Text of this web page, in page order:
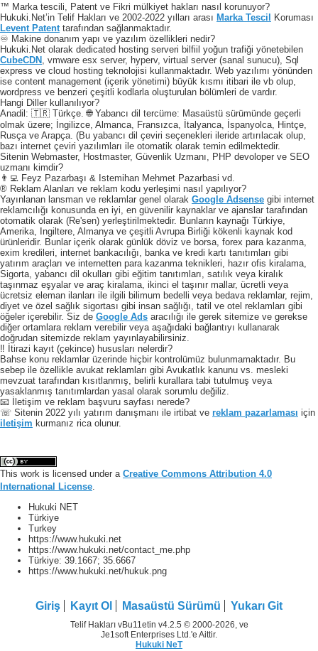
™ Marka tescili, Patent ve Fikri mülkiyet hakları nasıl korunuyor?
Hukuki.Net’in Telif Hakları ve 2002-2022 yılları arası Marka Tescil
Koruması
Levent Patent tarafından sağlanmaktadır.
♾️ Makine donanım yapı ve yazılım özellikleri nedir?
Hukuki.Net olarak dedicated hosting serveri bilfiil yoğun trafiği yönetebilen
CubeCDN
, vmware esx server, hyperv, virtual server (sanal sunucu), Sql
express ve cloud hosting teknolojisi kullanmaktadır. Web yazılımı yönünden
ise content management (içerik yönetimi) büyük kısmı itibari ile vb olup,
wordpress ve benzeri çeşitli kodlarla oluşturulan bölümleri de vardır.
Hangi Diller kullanılıyor?
Anadil: 🇹🇷 Türkçe. 🌐 Yabancı dil tercüme: Masaüstü sürümünde geçerli
olmak üzere; İngilizce, Almanca, Fransızca, İtalyanca, İspanyolca, Hintçe,
Rusça ve Arapça. (Bu yabancı dil çeviri seçenekleri ileride artırılacak olup,
bazı internet çeviri yazılımları ile otomatik olarak temin edilmektedir.
Sitenin Webmaster, Hostmaster, Güvenlik Uzmanı, PHP devoloper ve SEO
uzmanı kimdir?
👨‍💻 Feyz Pazarbaşı & Istemihan Mehmet Pazarbasi vd.
® Reklam Alanları ve reklam kodu yerleşimi nasıl yapılıyor?
Yayınlanan lansman ve reklamlar genel olarak Google Adsense gibi internet
reklamcılığı konusunda en iyi, en güvenilir kaynaklar ve ajanslar tarafından
otomatik olarak (Re'sen) yerleştirilmektedir. Bunların kaynağı Türkiye,
Amerika, Ingiltere, Almanya ve çeşitli Avrupa Birliği kökenli kaynak kod
ürünleridir. Bunlar içerik olarak günlük döviz ve borsa, forex para kazanma,
exim kredileri, internet bankacılığı, banka ve kredi kartı tanıtımları gibi
yatırım araçları ve internetten para kazanma teknikleri, hazır ofis kiralama,
Sigorta, yabancı dil okulları gibi eğitim tanıtımları, satılık veya kiralık
taşınmaz eşyalar ve araç kiralama, ikinci el taşınır mallar, ücretli veya
ücretsiz eleman ilanları ile ilgili bilimum bedelli veya bedava reklamlar, rejim,
diyet ve özel sağlık sigortası gibi insan sağlığı, tatil ve otel reklamları gibi
öğeler içerebilir. Siz de Google Ads aracılığı ile gerek sitemize ve gerekse
diğer ortamlara reklam verebilir veya aşağıdaki bağlantıyı kullanarak
doğrudan sitemizde reklam yayınlayabilirsiniz.
‼️ İtirazi kayıt (çekince) hususları nelerdir?
Bahse konu reklamlar üzerinde hiçbir kontrolümüz bulunmamaktadır. Bu
sebep ile özellikle avukat reklamları gibi Avukatlık kanunu vs. mesleki
mevzuat tarafından kısıtlanmış, belirli kurallara tabi tutulmuş veya
yasaklanmış tanıtımlardan yasal olarak sorumlu değiliz.
📧 İletişim ve reklam başvuru sayfası nerede?
☏ Sitenin 2022 yılı yatırım danışmanı ile irtibat ve reklam pazarlaması için
iletişim kurmanız rica olunur.
This work is licensed under a Creative Commons Attribution 4.0
International License
Hukuki NET
Türkiye
Turkey
https://www.hukuki.net
https://www.hukuki.net/contact_me.php
Türkiye: 39.1667; 35.6667
https://www.hukuki.net/hukuk.png
Giriş Kayıt Ol Masaüstü Sürümü Yukarı Git
Telif Hakları vBu11etin v4.2.5 © 2000-2026, ve
Je1soft Enterprises Ltd.'e Aittir.
Hukuki NeT